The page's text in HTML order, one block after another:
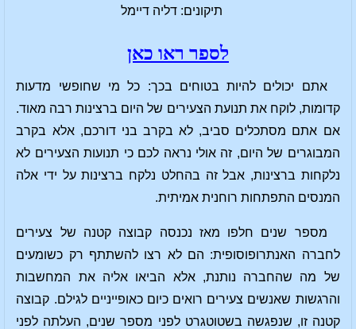
תיקונים: דליה דיימל
לספר ראו כאן
אתם יכולים להיות בטוחים בכך: כל מי שחופשי מדעות
קדומות, לוקח את תנועת הצעירים של היום ברצינות רבה מאוד.
אם אתם מסתכלים סביב, לא בקרב בני דורכם, אלא בקרב
המבוגרים של היום, זה אולי נראה לכם כי תנועות הצעירים לא
נלקחות ברצינות, אבל זה בהחלט נלקח ברצינות על ידי אלה
המנסים התפתחות רוחנית אמיתית.
מספר שנים חלפו מאז נכנסה קבוצה קטנה של צעירים
לחברה האנתרופוסופית: הם לא רצו להשתתף רק כשומעים
של מה שהחברה נותנת, אלא הביאו אליה את המחשבות
והרגשות שאנשים צעירים רואים כיום כאופייניים לגילם. קבוצה
קטנה זו, שנפגשה בשטוטגרט לפני מספר שנים, העלתה לפני